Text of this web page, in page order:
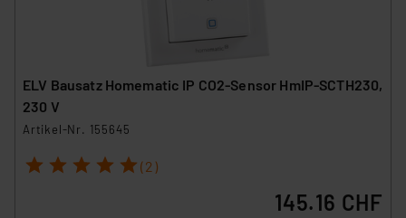
ELV Bausatz Homematic IP CO2-Sensor HmIP-SCTH230,
230 V
Artikel-Nr. 155645
1 2 3 4 5 (2)
145.16 CHF